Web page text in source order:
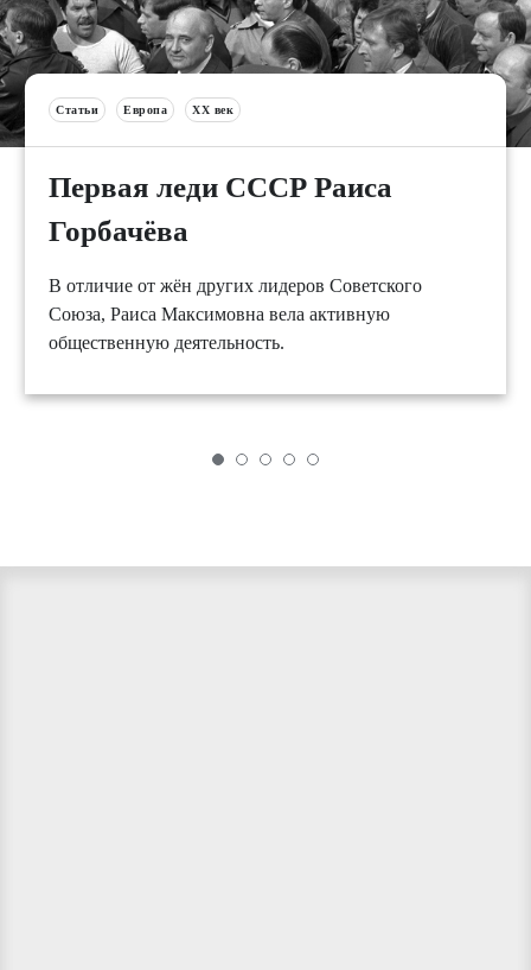
Статьи Европа XX век
Первая леди СССР Раиса
Горбачёва
В отличие от жён других лидеров Советского
Союза, Раиса Максимовна вела активную
общественную деятельность.